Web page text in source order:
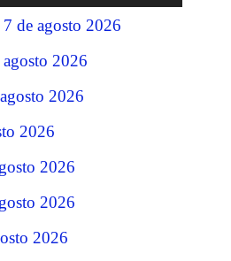
de agosto 2026
2026
2026
2026
2026
2026
2026